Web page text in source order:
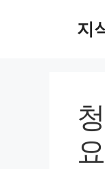
지
요